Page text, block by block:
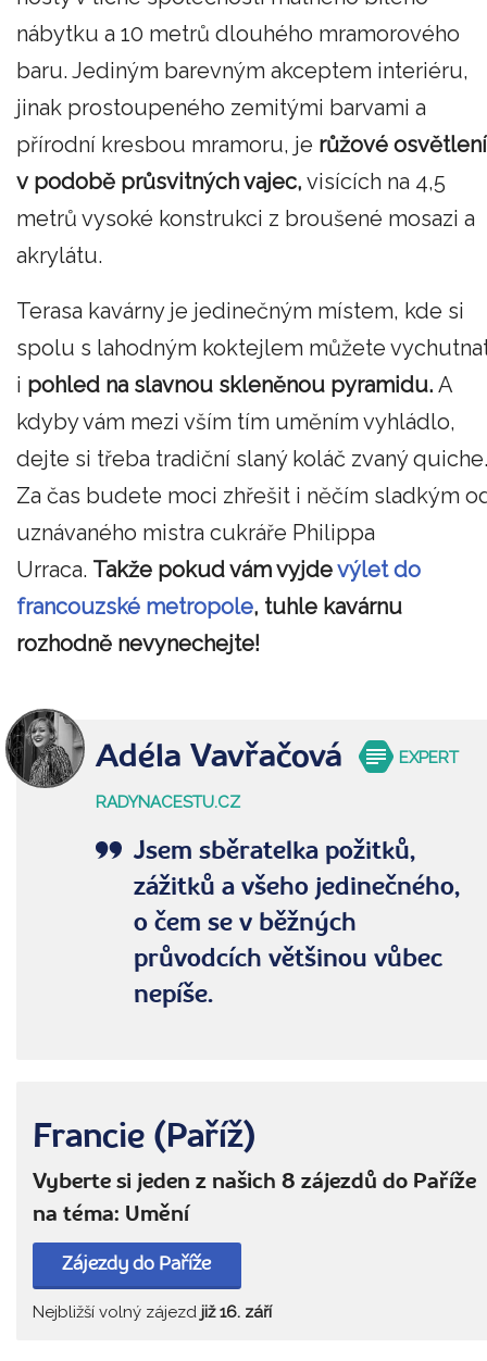
nábytku a 10 metrů dlouhého mramorového
baru. Jediným barevným akceptem interiéru,
jinak prostoupeného zemitými barvami a
přírodní kresbou mramoru, je růžové osvětlení
v podobě průsvitných vajec, visících na 4,5
metrů vysoké konstrukci z broušené mosazi a
akrylátu.
Terasa kavárny je jedinečným místem, kde si
spolu s lahodným koktejlem můžete
i pohled na slavnou skleněnou pyramidu. A
kdyby vám mezi vším tím uměním vyhládlo,
dejte si třeba tradiční slaný koláč zvaný quiche.
Za čas budete moci zhřešit i něčím sladkým
uznávaného mistra cukráře Philippa
Urraca. Takže pokud vám vyjdevýlet do
francouzské metropole, tuhle kavárnu
rozhodně nevynechejte!
Adéla Vavřačová EXPERT
RADYNACESTU.CZ
Jsem sběratelka požitků,
zážitků a všeho jedinečného,
o čem se v běžných
průvodcích většinou vůbec
nepíše.
Francie (Paříž)
Vyberte si jeden z našich 8 zájezdů do Paříže
na téma: Umění
Zájezdy do Paříže
Nejbližší volný zájezd již 16. září